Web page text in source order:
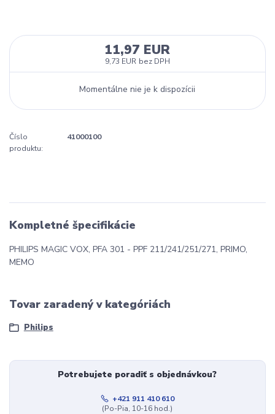
11,97 EUR
9,73 EUR bez DPH
Momentálne nie je k dispozícii
Číslo
produktu:
41000100
Kompletné špecifikácie
PHILIPS MAGIC VOX, PFA 301 - PPF 211/241/251/271, PRIMO,
MEMO
Tovar zaradený v kategóriách
Philips
Potrebujete poradiť s objednávkou?
+421 911 410 610
(Po-Pia, 10-16 hod.)